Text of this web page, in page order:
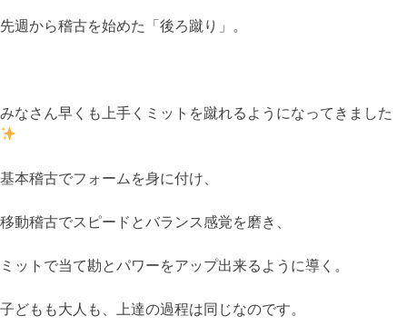
先週から稽古を始めた「後ろ蹴り」。
みなさん早くも上手くミットを蹴れるようになってきました
基本稽古でフォームを身に付け、
移動稽古でスピードとバランス感覚を磨き、
ミットで当て勘とパワーをアップ出来るように導く。
子どもも大人も、上達の過程は同じなのです。